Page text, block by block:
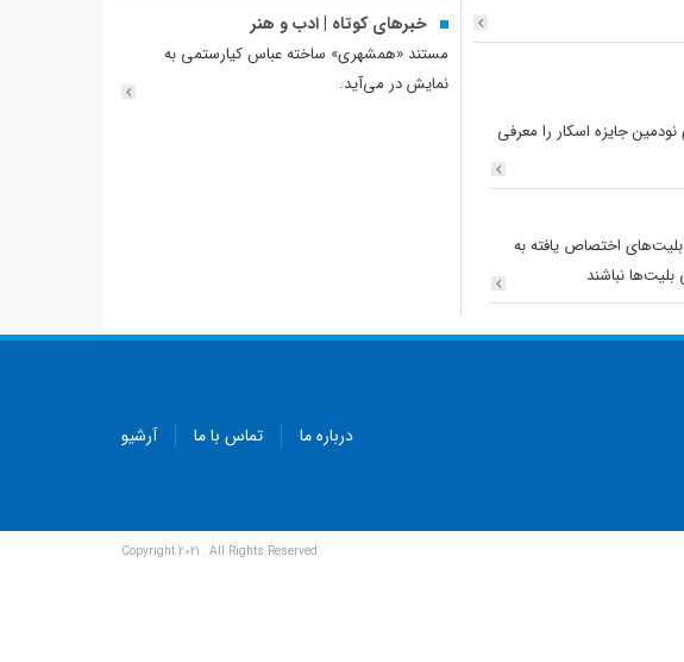
جایزه اسکار را معرفی
بلیت‌های اختصاص یافته به
نباشند
خبرهای کوتاه | ادب و هنر
مستند «همشهری» ساخته عباس کیارستمی به
نمایش در می‌آید.
درباره ما تماس با ما آرشیو
Copyright 2021 . All Rights Reserved